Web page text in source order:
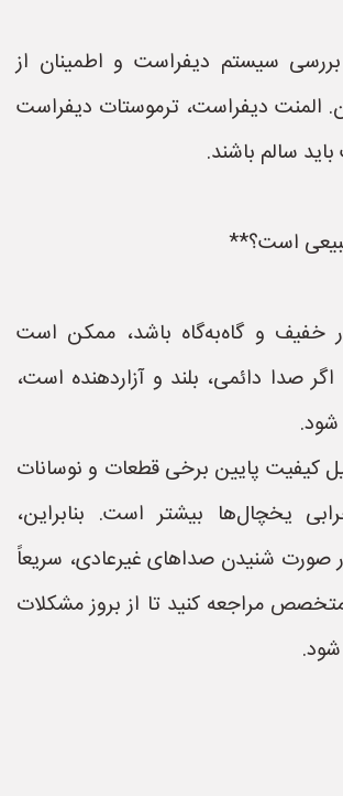
سیستم دیفراست و اطمینان از
المنت دیفراست، ترموستات دیفراست
سالم باشند.
است؟**
خفیف و گاه‌به‌گاه باشد، ممکن است
صدا دائمی، بلند و آزاردهنده است،
کیفیت پایین برخی قطعات و نوسانات
یخچال‌ها بیشتر است. بنابراین،
شنیدن صداهای غیرعادی، سریعاً
مراجعه کنید تا از بروز مشکلات